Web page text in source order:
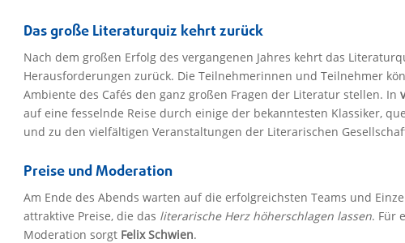
Das große Literaturquiz kehrt zurück
Nach dem großen Erfolg des vergangenen Jahres kehrt das
Herausforderungen zurück. Die Teilnehmerinnen und Teilnehmer
Ambiente des Cafés den ganz großen Fragen der Literatur stellen. In
auf eine fesselnde Reise durch einige der bekanntesten Klassiker,
und zu den vielfältigen Veranstaltungen der Literarischen
Preise und Moderation
Am Ende des Abends warten auf die erfolgreichsten Teams und
attraktive Preise, die das literarische Herz höherschlagen lassen. Für
Moderation sorgt Felix Schwien.